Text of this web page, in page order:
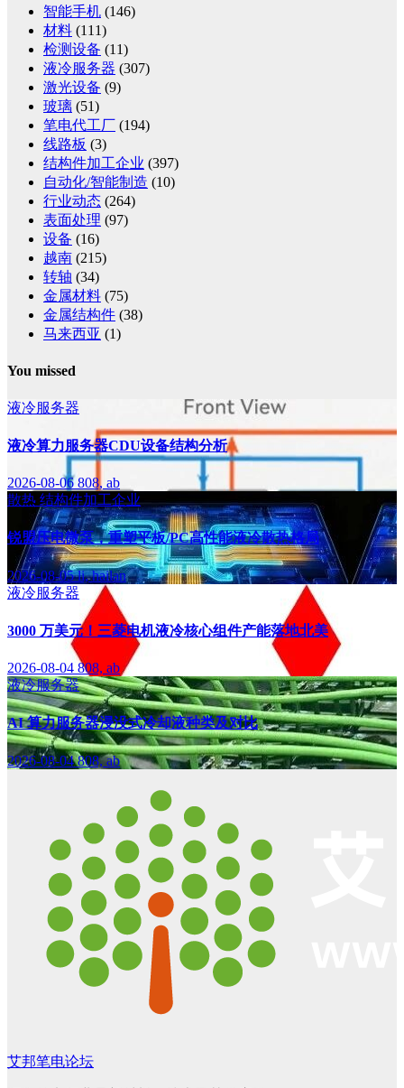
智能手机 (146)
材料 (111)
检测设备 (11)
液冷服务器 (307)
激光设备 (9)
玻璃 (51)
笔电代工厂 (194)
线路板 (3)
结构件加工企业 (397)
自动化/智能制造 (10)
行业动态 (264)
表面处理 (97)
设备 (16)
越南 (215)
转轴 (34)
金属材料 (75)
金属结构件 (38)
马来西亚 (1)
You missed
液冷服务器
液冷算力服务器CDU设备结构分析
2026-08-06808, ab
散热 结构件加工企业
锐盟压电微泵，重塑平板/PC高性能液冷散热格局
2026-08-05li, hailan
液冷服务器
3000 万美元！三菱电机液冷核心组件产能落地北美
2026-08-04 808, ab
液冷服务器
AI 算力服务器浸没式冷却液种类及对比
2026-08-04808, ab
艾邦笔电论坛